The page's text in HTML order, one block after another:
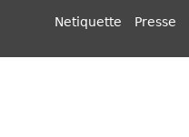
Netiquette Presse